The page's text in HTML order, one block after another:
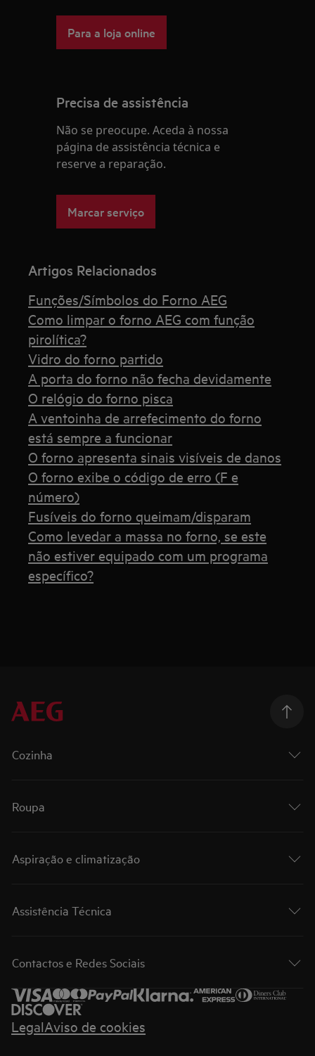
Para a loja online
Precisa de assistência
Não se preocupe. Aceda à nossa
página de assistência técnica e
reserve a reparação.
Marcar serviço
Artigos Relacionados
Funções/Símbolos do Forno AEG
Como limpar o forno AEG com função
pirolítica?
Vidro do forno partido
A porta do forno não fecha devidamente
O relógio do forno pisca
A ventoinha de arrefecimento do forno
está sempre a funcionar
O forno apresenta sinais visíveis de danos
O forno exibe o código de erro (F e
número)
Fusíveis do forno queimam/disparam
Como levedar a massa no forno, se este
não estiver equipado com um programa
específico?
Cozinha
Roupa
Aspiração e climatização
Assistência Técnica
Contactos e Redes Sociais
LegalAviso de cookies